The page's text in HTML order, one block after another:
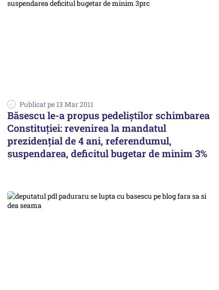
Publicat pe 13 Mar 2011
Băsescu le-a propus pedeliștilor schimbarea
Constituției: revenirea la mandatul
prezidențial de 4 ani, referendumul,
suspendarea, deficitul bugetar de minim 3%